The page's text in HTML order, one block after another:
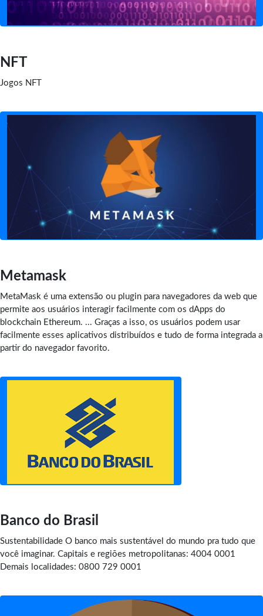
NFT
Jogos NFT
Metamask
MetaMask é uma extensão ou plugin para navegadores da web que
permite aos usuários interagir facilmente com os dApps do
blockchain Ethereum. ... Graças a isso, os usuários podem usar
facilmente esses aplicativos distribuídos e tudo de forma integrada a
partir do navegador favorito.
Banco do Brasil
Sustentabilidade O banco mais sustentável do mundo pra tudo que
você imaginar. Capitais e regiões metropolitanas: 4004 0001
Demais localidades: 0800 729 0001